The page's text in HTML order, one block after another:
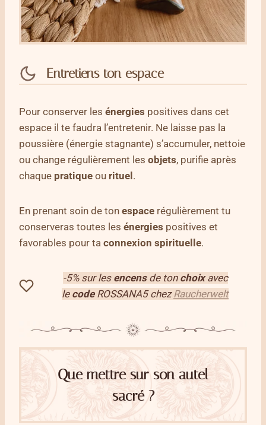
Entretiens ton espace
Pour conserver les énergies positives dans cet
espace il te faudra l’entretenir. Ne laisse pas la
poussière (énergie stagnante) s’accumuler, nettoie
ou change régulièrement les objets, purifie après
chaque pratique ou rituel.
En prenant soin de ton espace régulièrement tu
conserveras toutes les énergies positives et
favorables pour ta connexion spirituelle.
-5% sur les encensde ton choixavec
le codeROSSANA5 chez Raucherwelt
Que mettre sur son autel
sacré ?